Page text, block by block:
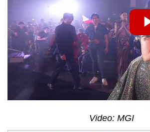
Video: MGI